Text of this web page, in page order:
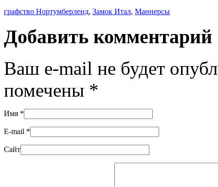
графство Нортумберленд, Замок Итал, Маннерсы
Добавить комментарий
Ваш e-mail не будет
помечены *
Имя *
E-mail *
Сайт